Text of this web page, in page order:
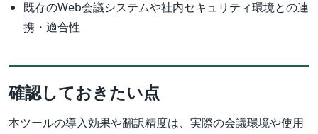
既存のWeb会議システムや社内セキュリティ環境との連
携・適合性
確認しておきたい点
本ツールの導入効果や翻訳精度は、実際の会議環境や使用